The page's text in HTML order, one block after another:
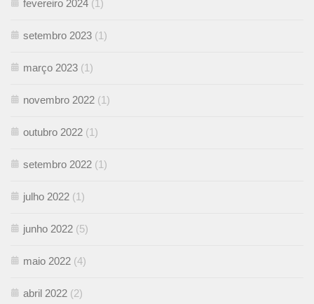
fevereiro 2024 (1)
setembro 2023 (1)
março 2023 (1)
novembro 2022 (1)
outubro 2022 (1)
setembro 2022 (1)
julho 2022 (1)
junho 2022 (5)
maio 2022 (4)
abril 2022 (2)